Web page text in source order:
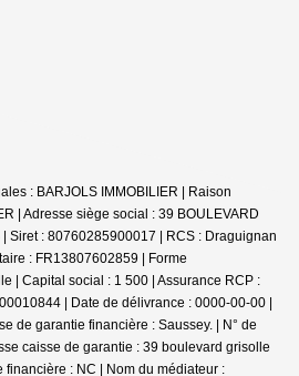
: BARJOLS IMMOBILIER | Raison
| Adresse siège social : 39 BOULEVARD
Siret : 80760285900017 | RCS : Draguignan
: FR13807602859 | Forme
| Capital social : 1 500 | Assurance RCP :
| Date de délivrance : 0000-00-00 |
de garantie financière : Saussey. | N° de
caisse de garantie : 39 boulevard grisolle
: NC | Nom du médiateur :